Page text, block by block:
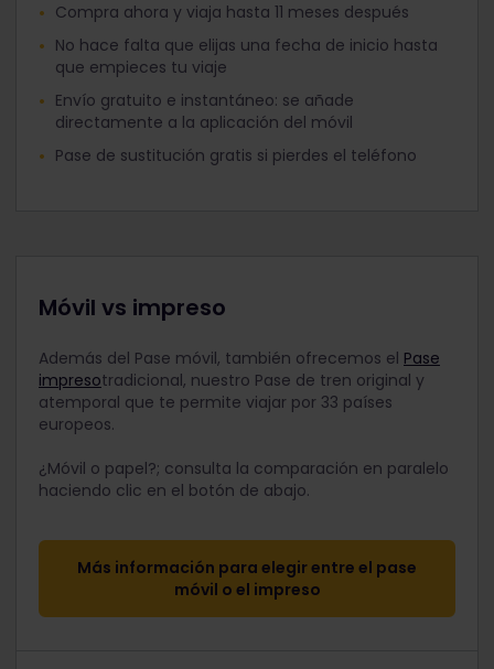
Compra ahora y viaja hasta 11 meses después
No hace falta que elijas una fecha de inicio hasta
que empieces tu viaje
Envío gratuito e instantáneo: se añade
directamente a la aplicación del móvil
Pase de sustitución gratis si pierdes el teléfono
Móvil vs impreso
Además del Pase móvil, también ofrecemos el Pase
impresotradicional, nuestro Pase de tren original y
atemporal que te permite viajar por 33 países
europeos.
¿Móvil o papel?; consulta la comparación en paralelo
haciendo clic en el botón de abajo.
Más información para elegir entre el pase
móvil o el impreso